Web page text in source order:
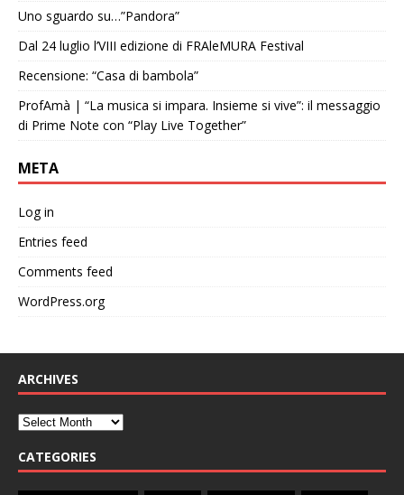
Uno sguardo su…”Pandora”
Dal 24 luglio l’VIII edizione di FRAleMURA Festival
Recensione: “Casa di bambola”
ProfAmà | “La musica si impara. Insieme si vive”: il messaggio
di Prime Note con “Play Live Together”
META
Log in
Entries feed
Comments feed
WordPress.org
ARCHIVES
CATEGORIES